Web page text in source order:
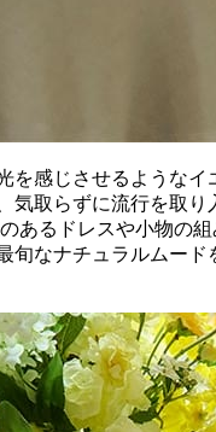
を感じさせるようなイ
気取らずに流行を取り
あるドレスや小物の組
旬なナチュラルムード